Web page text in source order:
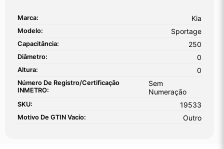
Marca: Kia
Modelo: Sportage
Capacitância: 250
Diâmetro: 0
Altura: 0
Número De Registro/certificação
INMETRO:
Sem
Numeração
SKU: 19533
Motivo De GTIN Vacío: Outro